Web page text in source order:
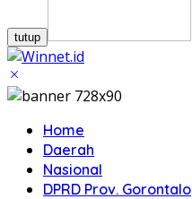
tutup
Home
Daerah
Nasional
DPRD Prov. Gorontalo